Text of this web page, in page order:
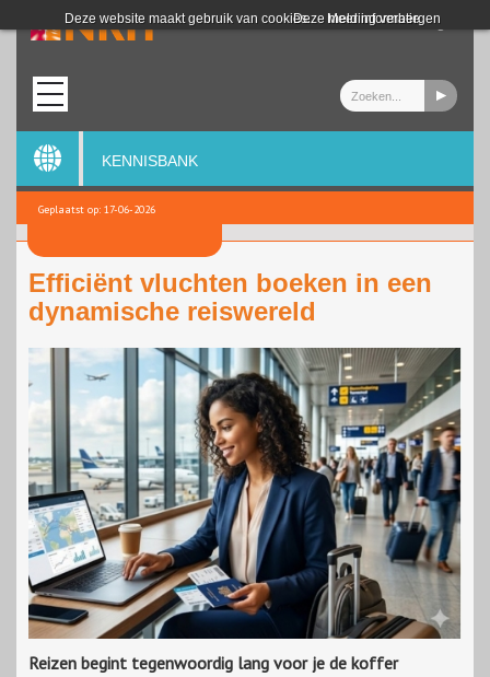
Deze website maakt gebruik van cookies. Meer informatie
Deze melding verbergen
Login
KENNISBANK
Geplaatst op: 17-06-2026
Efficiënt vluchten boeken in een
dynamische reiswereld
Reizen begint tegenwoordig lang voor je de koffer